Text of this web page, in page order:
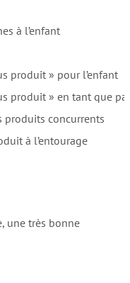
à l’enfant
produit » pour l’enfant
produit » en tant que
produits concurrents
à l’entourage
une très bonne